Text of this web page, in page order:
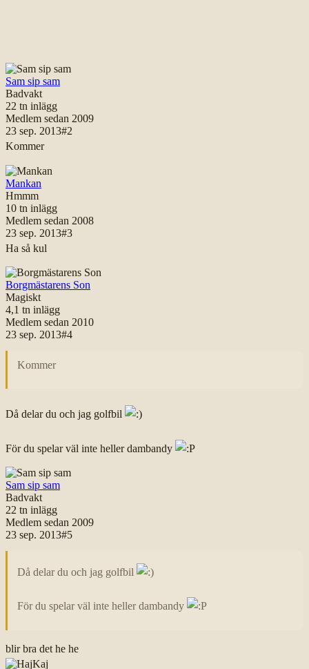
Sam sip sam
Badvakt
22 tn inlägg
Medlem sedan 2009
23 sep. 2013#2
Kommer
Mankan
Hmmm
10 tn inlägg
Medlem sedan 2008
23 sep. 2013#3
Ha så kul
Borgmästarens Son
Magiskt
4,1 tn inlägg
Medlem sedan 2010
23 sep. 2013#4
Kommer
Då delar du och jag golfbil
För du spelar väl inte heller dambandy
Sam sip sam
Badvakt
22 tn inlägg
Medlem sedan 2009
23 sep. 2013#5
Då delar du och jag golfbil
För du spelar väl inte heller dambandy
blir bra det he he